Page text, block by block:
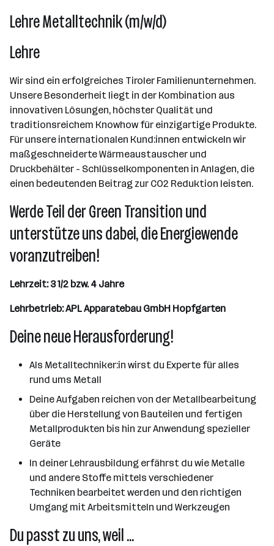
Lehre Metalltechnik (m/w/d)
Lehre
Wir sind ein erfolgreiches Tiroler Familienunternehmen.
Unsere Besonderheit liegt in der Kombination aus
innovativen Lösungen, höchster Qualität und
traditionsreichem Knowhow für einzigartige Produkte.
Für unsere internationalen Kund:innen entwickeln wir
maßgeschneiderte Wärmeaustauscher und
Druckbehälter - Schlüsselkomponenten in Anlagen, die
einen bedeutenden Beitrag zur CO2 Reduktion leisten.
Werde Teil der Green Transition und
unterstütze uns dabei, die Energiewende
voranzutreiben!
Lehrzeit: 3 1/2 bzw. 4 Jahre
Lehrbetrieb: APL Apparatebau GmbH Hopfgarten
Deine neue Herausforderung!
Als Metalltechniker:in wirst du Experte für alles
rund ums Metall
Deine Aufgaben reichen von der Metallbearbeitung
über die Herstellung von Bauteilen und fertigen
Metallprodukten bis hin zur Anwendung spezieller
Geräte
In deiner Lehrausbildung erfährst du wie Metalle
und andere Stoffe mittels verschiedener
Techniken bearbeitet werden und den richtigen
Umgang mit Arbeitsmitteln und Werkzeugen
Du passt zu uns, weil ...